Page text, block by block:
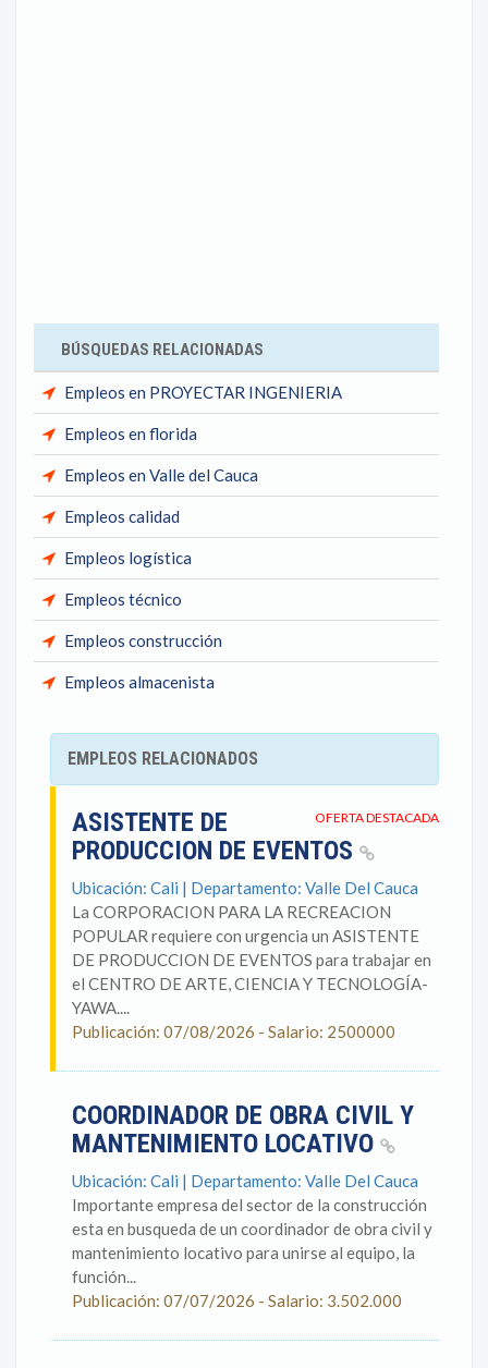
BÚSQUEDAS RELACIONADAS
Empleos en PROYECTAR INGENIERIA
Empleos en florida
Empleos en Valle del Cauca
Empleos calidad
Empleos logística
Empleos técnico
Empleos construcción
Empleos almacenista
EMPLEOS RELACIONADOS
OFERTA DESTACADA
ASISTENTE DE
PRODUCCION DE EVENTOS
Ubicación: Cali | Departamento: Valle Del Cauca
La CORPORACION PARA LA RECREACION
POPULAR requiere con urgencia un ASISTENTE
DE PRODUCCION DE EVENTOS para trabajar en
el CENTRO DE ARTE, CIENCIA Y TECNOLOGÍA-
YAWA....
Publicación: 07/08/2026 - Salario: 2500000
COORDINADOR DE OBRA CIVIL Y
MANTENIMIENTO LOCATIVO
Ubicación: Cali | Departamento: Valle Del Cauca
Importante empresa del sector de la construcción
esta en busqueda de un coordinador de obra civil y
mantenimiento locativo para unirse al equipo, la
función...
Publicación: 07/07/2026 - Salario: 3.502.000